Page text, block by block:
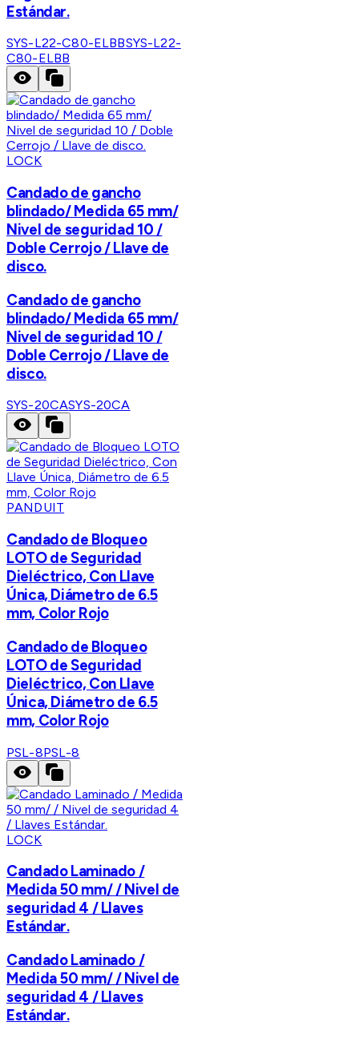
Estándar.
SYS-L22-C80-ELBBSYS-L22-
C80-ELBB
LOCK
Candado de gancho
blindado/ Medida 65 mm/
Nivel de seguridad 10 /
Doble Cerrojo / Llave de
disco.
Candado de gancho
blindado/ Medida 65 mm/
Nivel de seguridad 10 /
Doble Cerrojo / Llave de
disco.
SYS-20CASYS-20CA
PANDUIT
Candado de Bloqueo
LOTO de Seguridad
Dieléctrico, Con Llave
Única, Diámetro de 6.5
mm, Color Rojo
Candado de Bloqueo
LOTO de Seguridad
Dieléctrico, Con Llave
Única, Diámetro de 6.5
mm, Color Rojo
PSL-8PSL-8
LOCK
Candado Laminado /
Medida 50 mm/ / Nivel de
seguridad 4 / Llaves
Estándar.
Candado Laminado /
Medida 50 mm/ / Nivel de
seguridad 4 / Llaves
Estándar.